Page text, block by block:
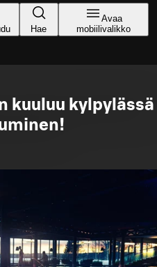
Hae
Avaa
mobiilivalikko
kuuluu kylpylässä